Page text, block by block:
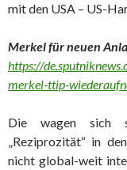
mit den USA – US-
Merkel für neuen
https://
merkel-ttip-
Die wagen sich
„Reziprozität“ in
nicht global-weit